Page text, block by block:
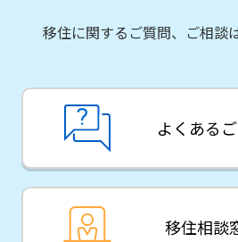
移住に関するご質問、ご相談
よくある
移住相談